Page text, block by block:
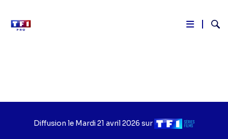
Diffusion le Jour
Mardi 21 avril 2026 sur Chaîne